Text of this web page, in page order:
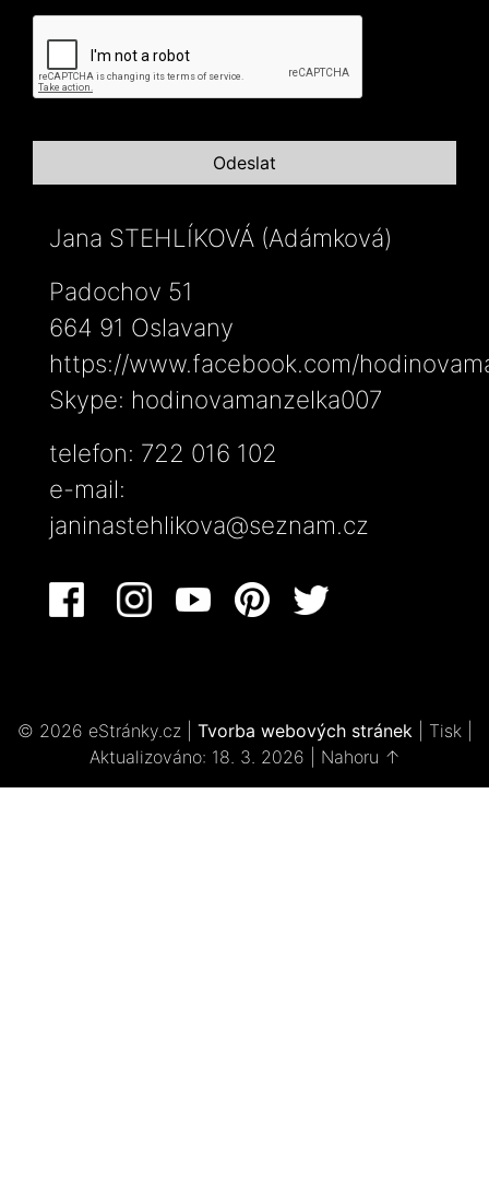
Jana STEHLÍKOVÁ (Adámková)
Padochov 51
664 91 Oslavany
https://www.facebook.com/
Skype: hodinovamanzelka007
telefon: 722 016 102
e-mail:
janinastehlikova@seznam.cz
© 2026 eStránky.cz Tvorba webových stránek| Tisk|
Aktualizováno: 18. 3. 2026
Nahoru ↑